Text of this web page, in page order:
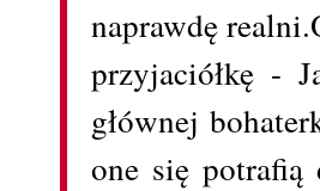
naprawdę
przyjaciółkę -
głównej
one się potrafią